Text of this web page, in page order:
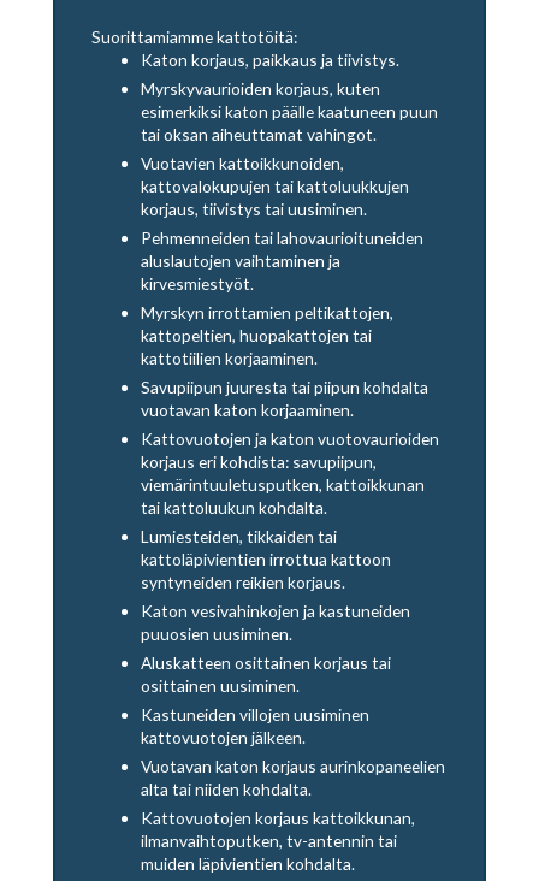
Suorittamiamme kattotöitä:
Katon korjaus, paikkaus ja tiivistys.
Myrskyvaurioiden korjaus, kuten
esimerkiksi katon päälle kaatuneen puun
tai oksan aiheuttamat vahingot.
Vuotavien kattoikkunoiden,
kattovalokupujen tai kattoluukkujen
korjaus, tiivistys tai uusiminen.
Pehmenneiden tai lahovaurioituneiden
aluslautojen vaihtaminen ja
kirvesmiestyöt.
Myrskyn irrottamien peltikattojen,
kattopeltien, huopakattojen tai
kattotiilien korjaaminen.
Savupiipun juuresta tai piipun kohdalta
vuotavan katon korjaaminen.
Kattovuotojen ja katon vuotovaurioiden
korjaus eri kohdista: savupiipun,
viemärintuuletusputken, kattoikkunan
tai kattoluukun kohdalta.
Lumiesteiden, tikkaiden tai
kattoläpivientien irrottua kattoon
syntyneiden reikien korjaus.
Katon vesivahinkojen ja kastuneiden
puuosien uusiminen.
Aluskatteen osittainen korjaus tai
osittainen uusiminen.
Kastuneiden villojen uusiminen
kattovuotojen jälkeen.
Vuotavan katon korjaus aurinkopaneelien
alta tai niiden kohdalta.
Kattovuotojen korjaus kattoikkunan,
ilmanvaihtoputken, tv-antennin tai
muiden läpivientien kohdalta.